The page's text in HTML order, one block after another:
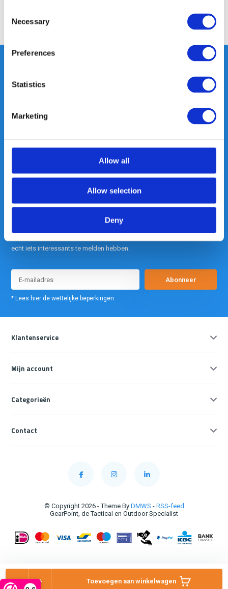
Selection
Necessary
Preferences
Statistics
Marketing
Allow all
Allow selection
Deny
+
- Toevoegen aan winkelwagen
Delen
Heeft u vragen, neem gerust
Out of the box met klanten meedenken
echt iets interessants te melden hebben.
Abonneer
* Lees hier de wettelijke beperkingen
Klantenservice
Mijn account
Categorieën
Contact
© Copyright 2026 - Theme By DMWS - RSS-feed
GearPoint, de Tactical en Outdoor Specialist